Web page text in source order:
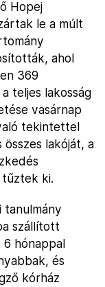
Hopej
le a múlt
ahol
369
teljes lakosság
vasárnap
tekintettel
összes lakóját, a
ki.
tanulmány
szállított
hónappal
és
kórház